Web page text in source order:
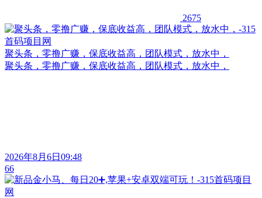
2675
聚头条，零撸广赚，保底收益高，团队模式，放水中，
聚头条，零撸广赚，保底收益高，团队模式，放水中，
2026年8月6日09:48
66